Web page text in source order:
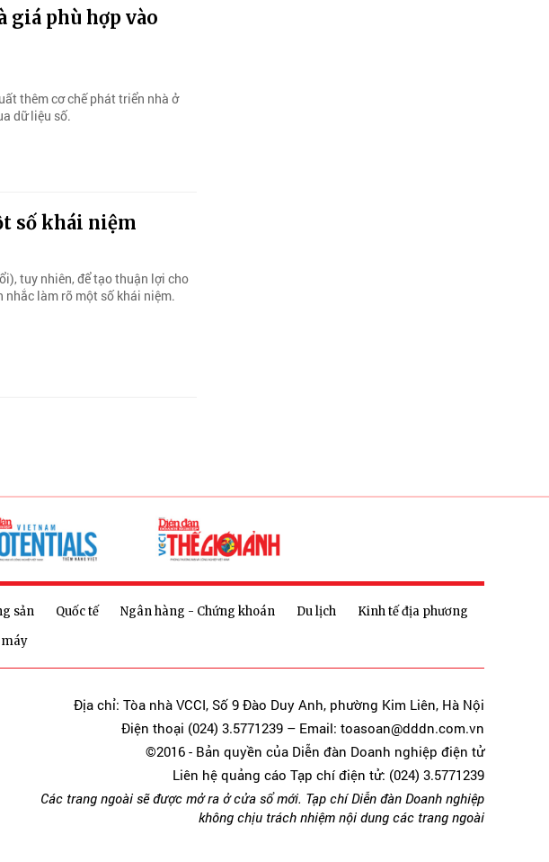
giá phù hợp vào
thêm cơ chế phát triển nhà ở
dữ liệu số.
số khái niệm
tuy nhiên, để tạo thuận lợi cho
nhắc làm rõ một số khái niệm.
sản Quốc tế Ngân hàng - Chứng khoán Du lịch
Kinh tế địa phương
máy
Địa chỉ: Tòa nhà VCCI, Số 9 Đào Duy Anh, phường Kim Liên, Hà Nội
Điện thoại (024) 3.5771239 – Email: toasoan@dddn.com.vn
©2016 - Bản quyền của Diễn đàn Doanh nghiệp điện tử
Liên hệ quảng cáo Tạp chí điện tử: (024) 3.5771239
Các trang ngoài sẽ được mở ra ở cửa sổ mới. Tạp chí Diễn đàn Doanh nghiệp
không chịu trách nhiệm nội dung các trang ngoài